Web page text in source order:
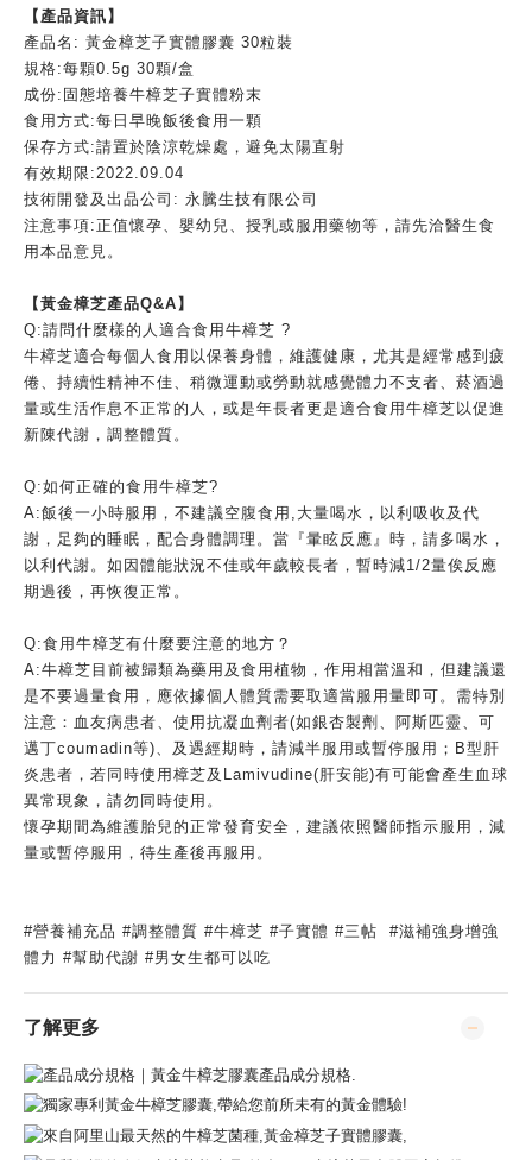
【產品資訊】
產品名 : 黃金樟芝子實體膠囊 30粒裝
規格:每顆0.5g 30顆/盒
成份: 固態培養牛樟芝子實體粉末
食用方式:每日早晚飯後食用一顆
保存方式:請置於陰涼乾燥處，避免太陽直射
有效期限 :2022.09.04
技術開發及出品公司 : 永騰生技有限公司
注意事項:正值懷孕、嬰幼兒、授乳或服用藥物等，請先洽醫生食
用本品意見。
【黃金樟芝產品Q&A 】
Q:請問什麼樣的人適合食用牛樟芝 ?
牛樟芝適合每個人食用以保養身體，維護健康，尤其是經常感到疲
倦、持續性精神不佳、稍微運動或勞動就感覺體力不支者、菸酒過
量或生活作息不正常的人，或是年長者更是適合食用牛樟芝以促進
新陳代謝，調整體質。
Q:如何正確的食用牛樟芝?
A:飯後一小時服用，不建議空腹食用 , 大量喝水，以利吸收及代
謝，足夠的睡眠，配合身體調理。當『暈眩反應』時，請多喝水，
以利代謝。如因體能狀況不佳或年歲較長者，暫時減1/2量俟反應
期過後，再恢復正常。
Q:食用牛樟芝有什麼要注意的地方？
A:牛樟芝目前被歸類為藥用及食用植物，作用相當溫和，但建議還
是不要過量食用，應依據個人體質需要取適當服用量即可。需特別
注意：血友病患者、使用抗凝血劑者(如銀杏製劑、阿斯匹靈、可
邁丁coumadin等)、及遇經期時，請減半服用或暫停服用； B型肝
炎患者，若同時使用樟芝及 Lamivudine(肝安能)有可能會產生血球
異常現象，請勿同時使用。
懷孕期間為維護胎兒的正常發育安全，建議依照醫師指示服用，減
量或暫停服用，待生產後再服用。
#營養補充品 #調整體質 #牛樟芝 #子實體 #三帖 #滋補強身增強
體力 #幫助代謝 #男女生都可以吃
了解更多